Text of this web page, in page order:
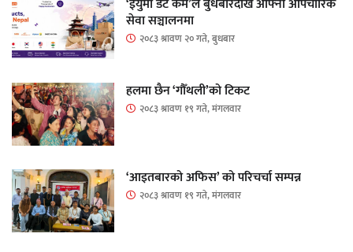
सेवा सञ्चालनमा
२०८३ श्रावण २० गते, बुधबार
हलमा छैन ‘गौँथली’को टिकट
२०८३ श्रावण १९ गते, मंगलवार
‘आइतबारको अफिस’ को परिचर्चा सम्पन्न
२०८३ श्रावण १९ गते, मंगलवार